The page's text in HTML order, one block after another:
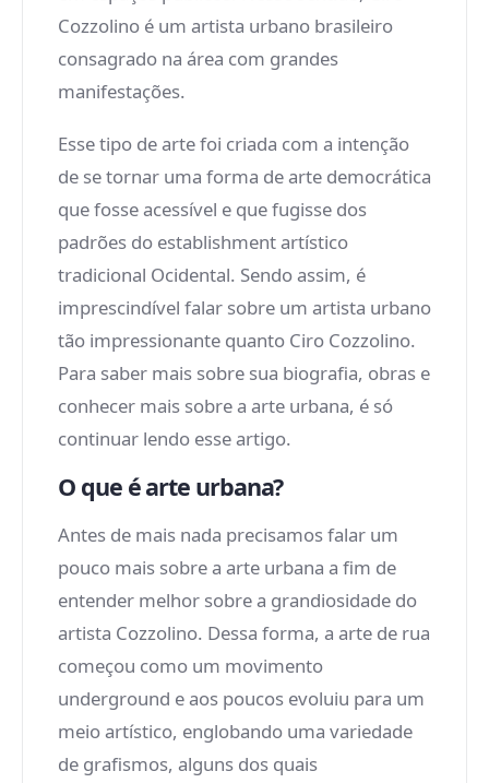
Cozzolino é um artista urbano brasileiro
consagrado na área com grandes
manifestações.
Esse tipo de arte foi criada com a intenção
de se tornar uma forma de arte democrática
que fosse acessível e que fugisse dos
padrões do establishment artístico
tradicional Ocidental. Sendo assim, é
imprescindível falar sobre um artista urbano
tão impressionante quanto Ciro Cozzolino.
Para saber mais sobre sua biografia, obras e
conhecer mais sobre a arte urbana, é só
continuar lendo esse artigo.
O que é arte urbana?
Antes de mais nada precisamos falar um
pouco mais sobre a arte urbana a fim de
entender melhor sobre a grandiosidade do
artista Cozzolino. Dessa forma, a arte de rua
começou como um movimento
underground e aos poucos evoluiu para um
meio artístico, englobando uma variedade
de grafismos, alguns dos quais